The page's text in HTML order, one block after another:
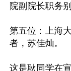
院副院长职务
第五位：上海
者，苏佳灿。
这是耿同学在